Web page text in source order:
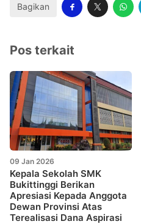
Bagikan
Pos terkait
09 Jan 2026
Kepala Sekolah SMK
Bukittinggi Berikan
Apresiasi Kepada Anggota
Dewan Provinsi Atas
Terealisasi Dana Aspirasi